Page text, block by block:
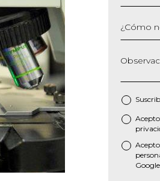
¿Cómo
*